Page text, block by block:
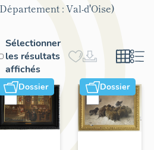
: Val-d'Oise)
Sélectionner
les résultats
affichés
Dossier Dossier